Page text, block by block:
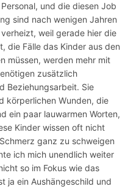
und die diesen Job
sind nach wenigen Jahren
weil gerade hier die
die Fälle das Kinder aus den
müssen, werden mehr mit
zusätzlich
Beziehungsarbeit. Sie
körperlichen Wunden, die
ein paar lauwarmen Worten,
Kinder wissen oft nicht
ganz zu schweigen
ich mich unendlich weiter
so im Fokus wie das
ja ein Aushängeschild und